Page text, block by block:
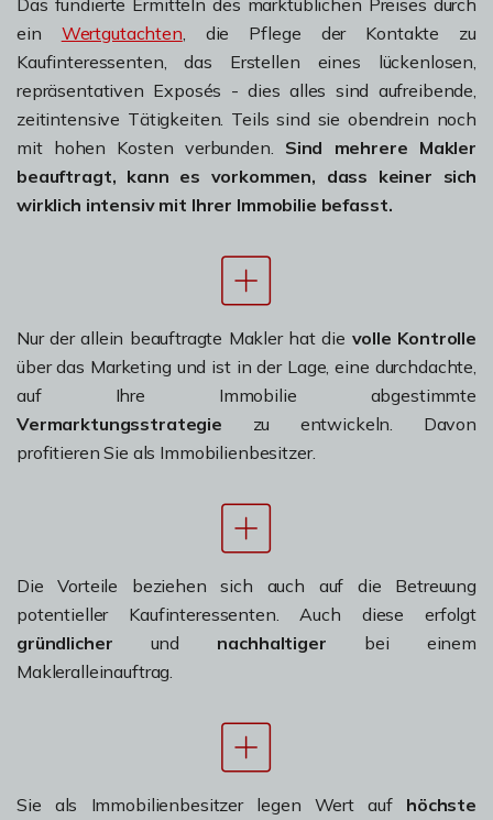
Das fundierte Ermitteln des marktüblichen Preises durch
ein Wertgutachten, die Pflege der Kontakte zu
Kaufinteressenten, das Erstellen eines lückenlosen,
repräsentativen Exposés - dies alles sind aufreibende,
zeitintensive Tätigkeiten. Teils sind sie obendrein noch
mit hohen Kosten verbunden. Sind mehrere Makler
beauftragt, kann es vorkommen, dass keiner sich
wirklich intensiv mit Ihrer Immobilie befasst.
Nur der allein beauftragte Makler hat die volle Kontrolle
über das Marketing und ist in der Lage, eine durchdachte,
auf Ihre Immobilie abgestimmte
Vermarktungsstrategie zu entwickeln. Davon
profitieren Sie als Immobilienbesitzer.
Die Vorteile beziehen sich auch auf die Betreuung
potentieller Kaufinteressenten. Auch diese erfolgt
gründlicher und nachhaltiger bei einem
Makleralleinauftrag.
Sie als Immobilienbesitzer legen Wert auf höchste